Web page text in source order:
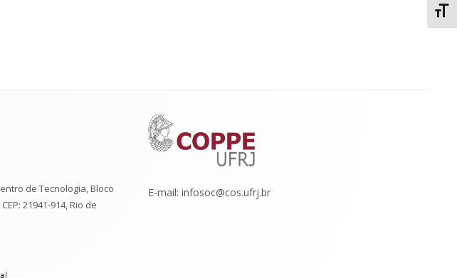
de Tecnologia, Bloco
21941-914, Rio de
E-mail: infosoc@cos.ufrj.br